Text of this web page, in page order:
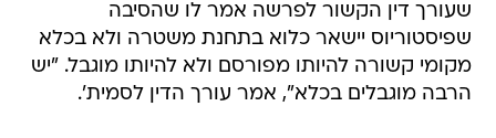
שעורך דין הקשור לפרשה אמר לו שהסיבה
שפיסטוריוס יישאר כלוא בתחנת משטרה ולא בכלא
מקומי קשורה להיותו מפורסם ולא להיותו מוגבל. "יש
הרבה מוגבלים בכלא", אמר עורך הדין לסמית'.